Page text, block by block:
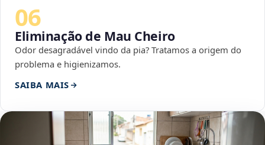
06
Eliminação de Mau Cheiro
Odor desagradável vindo da pia? Tratamos a origem do
problema e higienizamos.
SAIBA MAIS